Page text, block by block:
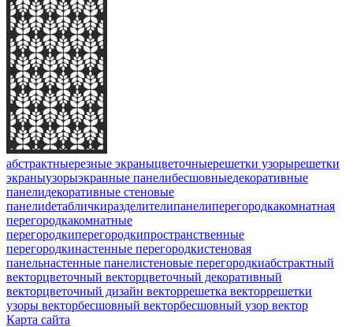
абстрактныерезные экраныцветочныерешетки узорырешетки
экраныузорыэкранные панелибесшовныедекоративные
панелидекоративные стеновые
панелиdeтабличкиразделителипанелиперегородкакомнатная
перегородкакомнатные
перегородкиперегородкипространственные
перегородкинастенные перегородкистеновая
панельнастенные панелистеновые перегородкиабстрактный
векторцветочный векторцветочный декоративный
векторцветочный дизайн векторрешетка векторрешетки
узоры векторбесшовный векторбесшовный узор вектор
Карта сайта